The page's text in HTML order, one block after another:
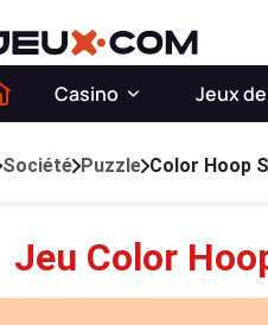
Casino Jeux
Société Puzzle Color Hoop
Jeu Color